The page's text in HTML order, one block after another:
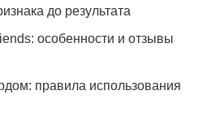
до результата
особенности и отзывы
правила использования